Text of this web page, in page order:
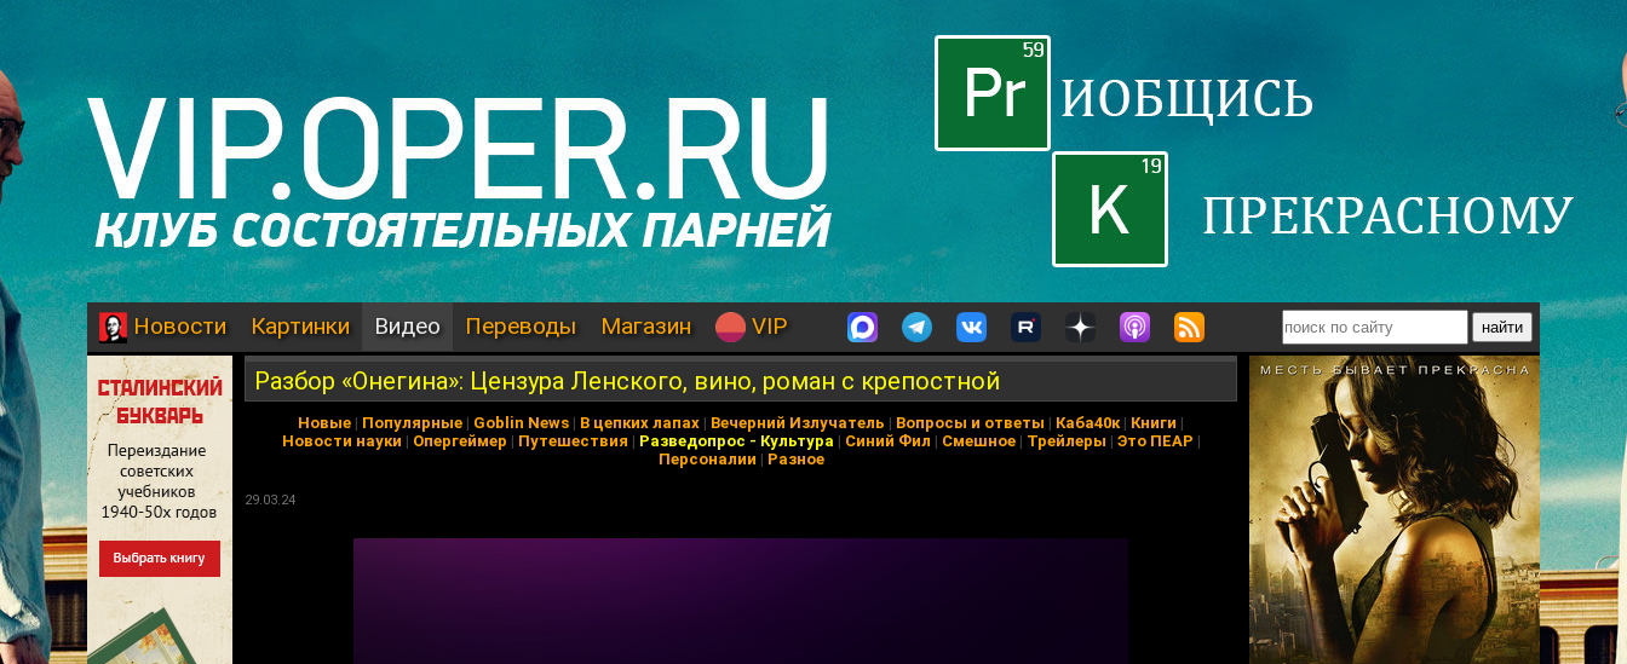
Новости Картинки Видео Переводы Магазин VIP
Разбор «Онегина»: Цензура Ленского, вино, роман с крепостной
Новые | Популярные | Goblin News | В цепких лапах | Вечерний Излучатель | Вопросы и ответы | Каба40к| Книги |
Новости науки | Опергеймер | Путешествия | Разведопрос - Культура | Синий Фил | Смешное| Трейлеры | Это ПЕАР |
Персоналии | Разное
29.03.24